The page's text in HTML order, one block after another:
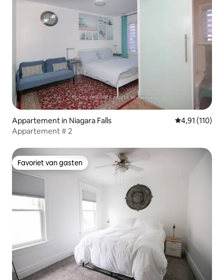
Appartement in Niagara Falls Gemiddelde
4,91 (110)
Appartement # 2
Favoriet van gasten
Favoriet van gasten